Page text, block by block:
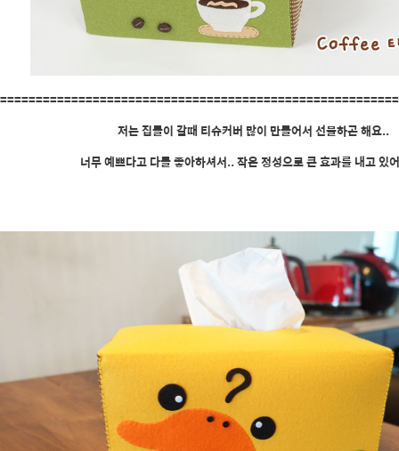
저는 집들이 갈때 티슈커버 많이 만들어서 선물하곤 해요..
너무 예쁘다고 다들 좋아하셔서.. 작은 정성으로 큰 효과를 내고 있